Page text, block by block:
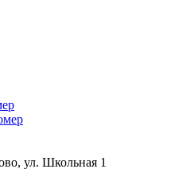
ул. Школьная 1